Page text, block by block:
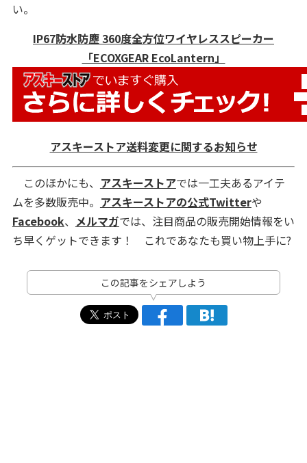
い。
IP67防水防塵 360度全方位ワイヤレススピーカー
「ECOXGEAR EcoLantern」
アスキーストア送料変更に関するお知らせ
このほかにも、 アスキーストアでは一工夫あるアイテ
ムを多数販売中。 アスキーストアの公式Twitterや
Facebook、 メルマガでは、注目商品の販売開始情報をい
ち早くゲットできます！ これであなたも買い物上手に?
この記事をシェアしよう